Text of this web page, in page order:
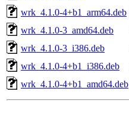
wrk_4.1.0-4+b1_arm64.deb
wrk_4.1.0-3_amd64.deb
wrk_4.1.0-3_i386.deb
wrk_4.1.0-4+b1_i386.deb
wrk_4.1.0-4+b1_amd64.deb